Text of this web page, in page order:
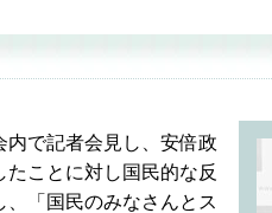
で記者会見し、安倍政
ことに対し国民的な反
「国民のみなさんとス